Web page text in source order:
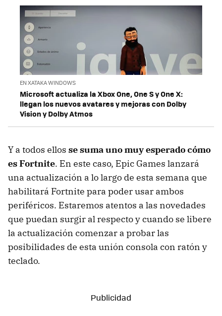
EN XATAKA WINDOWS
Microsoft actualiza la Xbox One, One S y One X:
llegan los nuevos avatares y mejoras con Dolby
Vision y Dolby Atmos
Y a todos ellos se suma uno muy esperado cómo
es Fortnite. En este caso, Epic Games lanzará
una actualización a lo largo de esta semana que
habilitará Fortnite para poder usar ambos
periféricos. Estaremos atentos a las novedades
que puedan surgir al respecto y cuando se libere
la actualización comenzar a probar las
posibilidades de esta unión consola con ratón y
teclado.